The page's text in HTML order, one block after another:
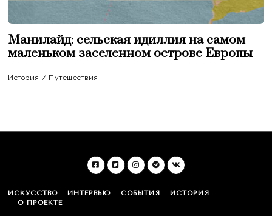
Манилайд: сельская идиллия на самом
маленьком заселенном острове Европы
История / Путешествия
ИСКУССТВО ИНТЕРВЬЮ СОБЫТИЯ
ИСТОРИЯ
О ПРОЕКТЕ